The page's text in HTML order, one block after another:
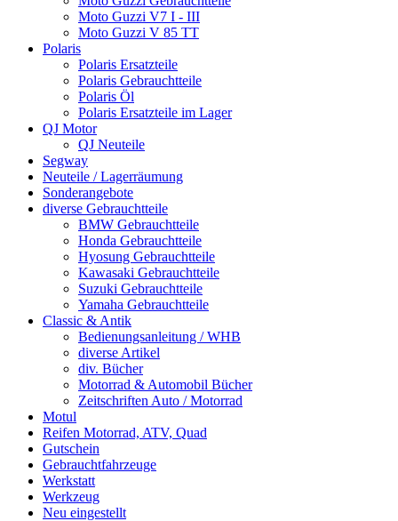
Moto Guzzi V7 I - III
Moto Guzzi V 85 TT
Polaris
Polaris Ersatzteile
Polaris Gebrauchtteile
Polaris Öl
Polaris Ersatzteile im Lager
QJ Motor
QJ Neuteile
Segway
Neuteile / Lagerräumung
Sonderangebote
diverse Gebrauchtteile
BMW Gebrauchtteile
Honda Gebrauchtteile
Hyosung Gebrauchtteile
Kawasaki Gebrauchtteile
Suzuki Gebrauchtteile
Yamaha Gebrauchtteile
Classic & Antik
Bedienungsanleitung / WHB
diverse Artikel
div. Bücher
Motorrad & Automobil Bücher
Zeitschriften Auto / Motorrad
Motul
Reifen Motorrad, ATV, Quad
Gutschein
Gebrauchtfahrzeuge
Werkstatt
Werkzeug
Neu eingestellt